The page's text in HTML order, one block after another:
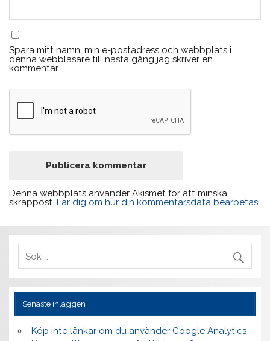
Spara mitt namn, min e-postadress och webbplats i
denna webbläsare till nästa gång jag skriver en
kommentar.
Denna webbplats använder Akismet för att minska
skräppost. Lär dig om hur din kommentarsdata bearbetas.
Senaste inläggen
Köp inte länkar om du använder Google Analytics